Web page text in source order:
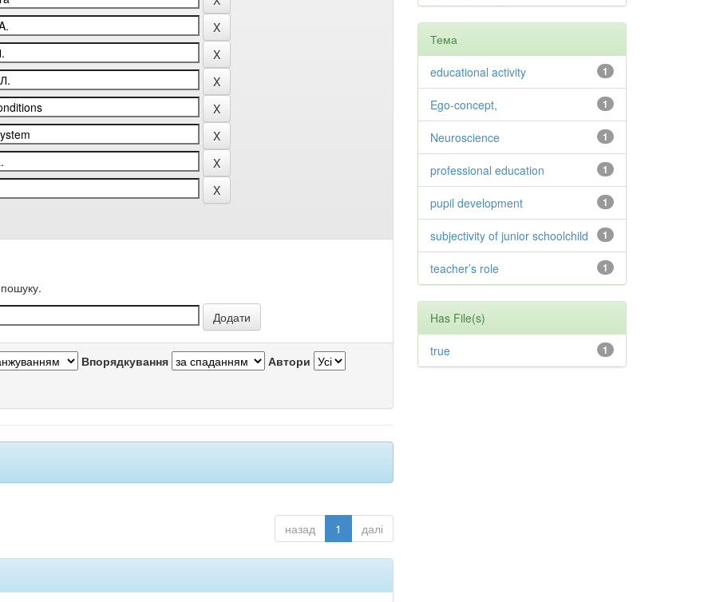
Впорядкування Автори
назад 1 далі
Тема
1
educational activity
1
Ego-concept,
1
Neuroscience
1
professional education
1
pupil development
1
subjectivity of junior schoolchild
1
teacher’s role
Has File(s)
1
true